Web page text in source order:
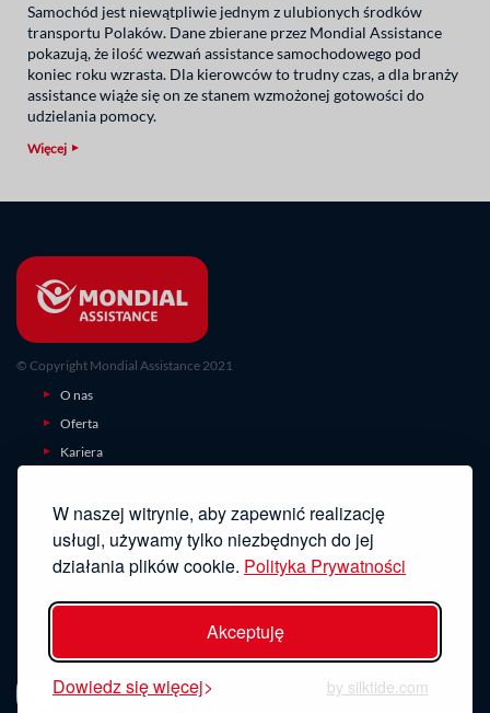
W naszej witrynie, aby zapewnić realizację
usługi, używamy tylko niezbędnych do jej
działania plików cookie. Polityka Prywatności
Akceptuję
Dowiedz się więcej by silktide.com
Samochód jest niewątpliwie jednym z ulubionych środków
transportu Polaków. Dane zbierane przez Mondial Assistance
pokazują, że ilość wezwań assistance samochodowego pod
koniec roku wzrasta. Dla kierowców to trudny czas, a dla branży
assistance wiąże się on ze stanem wzmożonej gotowości do
udzielania pomocy.
Więcej
© Copyright Mondial Assistance 2021
O nas
Oferta
Kariera
Zgłoszenie szkody
Ubezpieczenia turystyczne
Kontakt
ODWIEDŹ NAS